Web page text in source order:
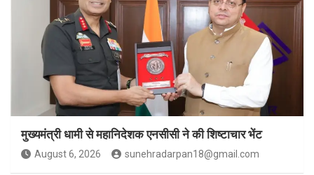
मुख्यमंत्री धामी से महानिदेशक एनसीसी ने की शिष्टाचार भेंट
August 6, 2026 sunehradarpan18@gmail.com